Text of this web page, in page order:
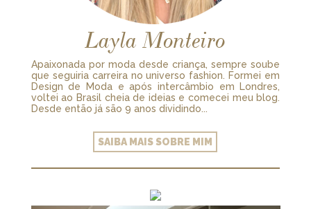
Layla Monteiro
Apaixonada por moda desde criança, sempre soube
que seguiria carreira no universo fashion. Formei em
Design de Moda e após intercâmbio em Londres,
voltei ao Brasil cheia de ideias e comecei meu blog.
Desde então já são 9 anos dividindo...
SAIBA MAIS SOBRE MIM